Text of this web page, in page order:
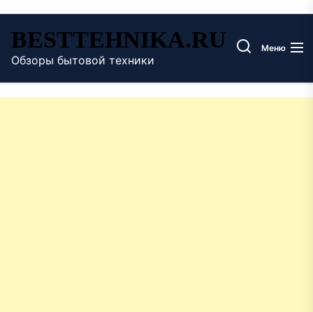
содержимому
BESTTEHNIKA.RU
Обзоры бытовой техники
Меню